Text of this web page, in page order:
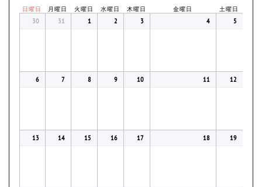
日曜日 月曜日 火曜日 水曜日 木曜日 金曜日 土曜日
30 31 1 2 3 4 5
6 7 8 9 10 11 12
13 14 15 16 17 18 19